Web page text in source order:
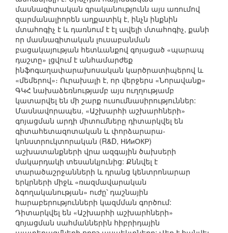
մասնագիտական գրականությունն այս առումով
զարմանալիորեն աղքատիկ է, ինչն ինքնին
մտահոգիչ է և դառնում է էլ ավելի մտահոգիչ, քանի
որ մասնագիտական լուսաբանման
բացակայության հետևանքով գոյացած «պարապ
դաշտը» լցվում է անհամարժեք
ինֆոգաղափարախոսական կարծրատիպերով և
«մեմերով»։ Ուրախալի է, որ վերջերս «Նորավանք»
ԳԿՀ նախաձեռնությամբ այս ուղղությամբ
կատարվել են մի շարք ուսումնասիրություններ:
Մասնավորապես, «Աշխարհի աշխարհների»
գոյացման արդի միտումները դիտարկվել են
գիտահետազոտական և փորձարարա-
կոնստրուկտորական (R&D, НИиОКР)
աշխատանքների վրա ազգային ծախսերի
մակարդակի տեսանկյունից: Քննվել է
տարածաշրջանների և դրանց կենտրոնարար
երկրների միջև «ռազմավարական
ձգողականության» ուժը՝ դաշնային
հարաբերությունների կազմման գործում:
Դիտարկվել են «Աշխարհի աշխարհների»
գոյացման սահմաններին հիբրիդային